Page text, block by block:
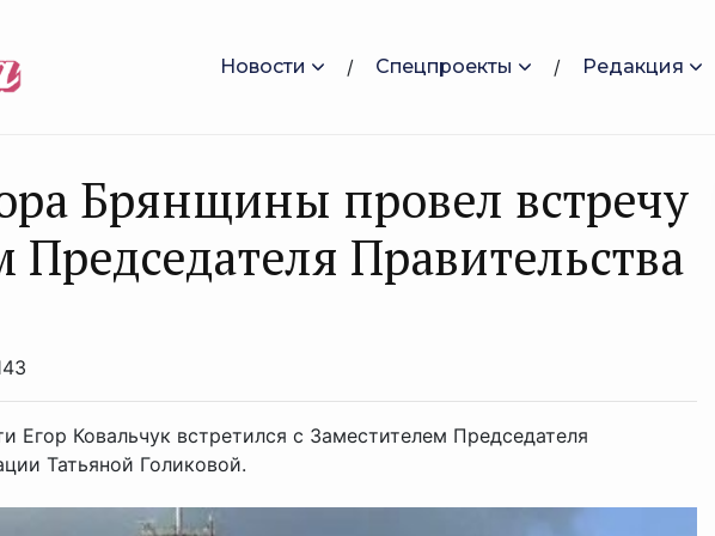
Новости Спецпроекты Редакция
Брянщины провел встречу
Председателя Правительства
Егор Ковальчук встретился с Заместителем Председателя
Татьяной Голиковой.